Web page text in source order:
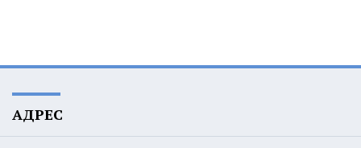
АДРЕС